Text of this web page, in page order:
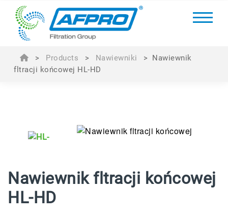
> Products > Nawiewniki > Nawiewnik
fltracji końcowej HL-HD
Nawiewnik fltracji końcowej
HL-HD